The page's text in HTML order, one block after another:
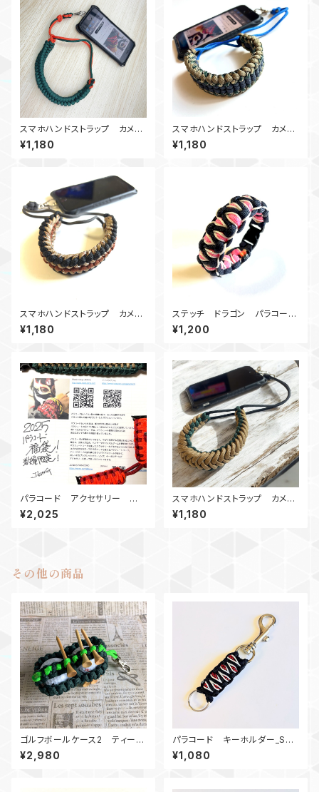
スマホハンドストラップ カメラ
ストラップ_パラコード_ガラガラ
ヘビ_緑オレンジ
¥1,180
スマホハンドストラップ カメラ
ストラップ_widesanctifield_
NKC180B
¥1,180
スマホハンドストラップ カメラ
ストラップ_SanctifiedCoven
ant_BDcB
¥1,180
ステッチ ドラゴン パラコード
ブレスレット_BP
¥1,200
パラコード アクセサリー 福
袋2025 J-KING
¥2,025
スマホハンドストラップ カメラ
ストラップ_PluckyFalls_GKB
¥1,180
その他の商品
ゴルフボールケース2 ティーホ
ルダー SGHG
¥2,980
パラコード キーホルダー_Sol
omonDragon_赤黒白
¥1,080